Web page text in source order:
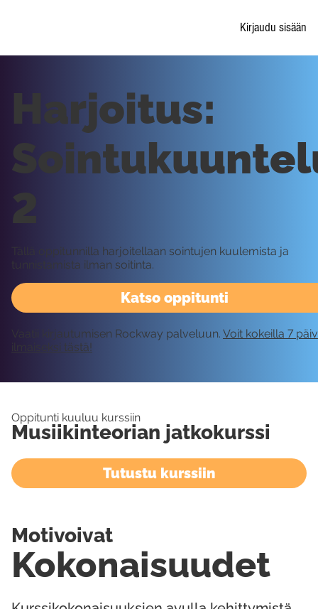
Kirjaudu sisään
Katso oppitunti
Harjoitus:
2
Tällä oppitunnilla harjoitellaan sointujen kuulemista ja
tunnistamista ilman soitinta.
Vaatii kirjautumisen Rockway palveluun. Voit kokeilla 7
ilmaiseksi tästä!
Oppitunti kuuluu kurssiin
Musiikinteorian jatkokurssi
Tutustu kurssiin
Kokonaisuudet
Motivoivat